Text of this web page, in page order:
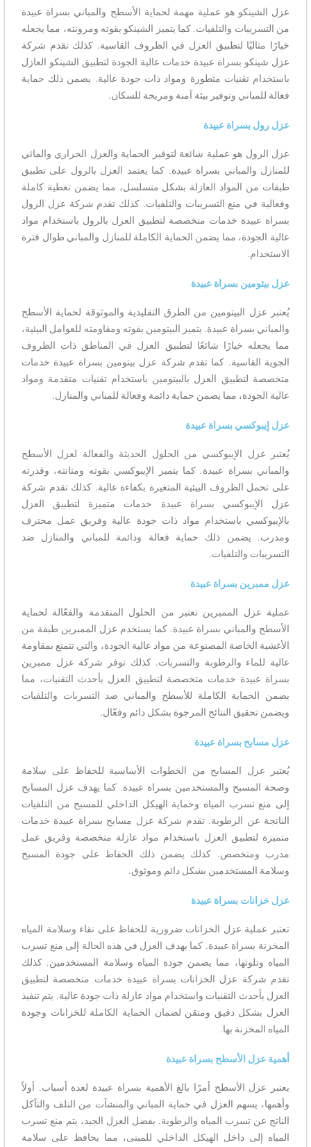
عزل الشينكو هو عملية مهمة لحماية الأسطح والمباني بسراة عبيدة
من التسريبات والتلفيات. كما يتميز الشينكو بقوته ومرونته، مما يجعله
خيارًا مثاليًا لتطبيق العزل في الظروف القاسية. كذلك تقدم شركة
عزل شينكو بسراة عبيدة خدمات عالية الجودة لتطبيق الشينكو العازل
باستخدام تقنيات متطورة ومواد ذات جودة عالية. يضمن ذلك حماية
فعالة للمباني وتوفير بيئة آمنة ومريحة للسكان.
عزل رول بسراة عبيدة
عزل الرول هو عملية شائعة لتوفير الحماية والعزل الحراري والمائي
للمنازل والمباني بسراة عبيدة. كما يعتمد العزل بالرول على تطبيق
طبقات من المواد العازلة بشكل متسلسل، مما يضمن تغطية كاملة
وفعالية في منع التسريبات والتلفيات. كذلك تقدم شركة عزل الرول
بسراة عبيدة خدمات متخصصة لتطبيق العزل بالرول باستخدام مواد
عالية الجودة، مما يضمن الحماية الكاملة للمنازل والمباني طوال فترة
الاستخدام.
عزل بيتومين بسراة عبيدة
يُعتبر عزل البيتومين من الطرق التقليدية والموثوقة لحماية الأسطح
والمباني بسراة عبيدة. يتميز البيتومين بقوته ومقاومته للعوامل البيئية،
مما يجعله خيارًا شائعًا لتطبيق العزل في المناطق ذات الظروف
الجوية القاسية. كما تقدم شركة عزل بيتومين بسراة عبيدة خدمات
متخصصة لتطبيق العزل بالبيتومين باستخدام تقنيات متقدمة ومواد
عالية الجودة، مما يضمن حماية دائمة وفعالة للمباني والمنازل.
عزل إيبوكسي بسراة عبيدة
يُعتبر عزل الإيبوكسي من الحلول الحديثة والفعالة لعزل الأسطح
والمباني بسراة عبيدة. كما يتميز الإيبوكسي بقوته ومتانته، وقدرته
على تحمل الظروف البيئية المتغيرة بكفاءة عالية. كذلك تقدم شركة
عزل الإيبوكسي بسراة عبيدة خدمات متميزة لتطبيق العزل
بالإيبوكسي باستخدام مواد ذات جودة عالية وفريق عمل محترف
ومدرب. يضمن ذلك حماية فعالة ودائمة للمباني والمنازل ضد
التسريبات والتلفيات.
عزل ممبرين بسراة عبيدة
عملية عزل الممبرين تعتبر من الحلول المتقدمة والفعّالة لحماية
الأسطح والمباني بسراة عبيدة. كما يستخدم عزل الممبرين طبقة من
الأغشية الخاصة المصنوعة من مواد عالية الجودة، والتي تتمتع بمقاومة
عالية للماء والرطوبة والتسربات. كذلك توفر شركة عزل ممبرين
بسراة عبيدة خدمات متخصصة لتطبيق العزل بأحدث التقنيات، مما
يضمن الحماية الكاملة للأسطح والمباني ضد التسربات والتلفيات
ويضمن تحقيق النتائج المرجوة بشكل دائم وفعّال.
عزل مسابح بسراة عبيدة
يُعتبر عزل المسابح من الخطوات الأساسية للحفاظ على سلامة
وصحة المسبح والمستخدمين بسراة عبيدة. كما يهدف عزل المسابح
إلى منع تسرب المياه وحماية الهيكل الداخلي للمسبح من التلفيات
الناتجة عن الرطوبة. تقدم شركة عزل مسابح بسراة عبيدة خدمات
متميزة لتطبيق العزل باستخدام مواد عازلة متخصصة وفريق عمل
مدرب ومتخصص. كذلك يضمن ذلك الحفاظ على جودة المسبح
وسلامة المستخدمين بشكل دائم وموثوق.
عزل خزانات بسراة عبيدة
تعتبر عملية عزل الخزانات ضرورية للحفاظ على نقاء وسلامة المياه
المخزنة بسراة عبيدة. كما يهدف العزل في هذه الحالة إلى منع تسرب
المياه وتلوثها، مما يضمن جودة المياه وسلامة المستخدمين. كذلك
تقدم شركة عزل الخزانات بسراة عبيدة خدمات متخصصة لتطبيق
العزل بأحدث التقنيات واستخدام مواد عازلة ذات جودة عالية. يتم تنفيذ
العزل بشكل دقيق ومتقن لضمان الحماية الكاملة للخزانات وجودة
المياه المخزنة بها.
أهمية عزل الأسطح بسراة عبيدة
يعتبر عزل الأسطح أمرًا بالغ الأهمية بسراة عبيدة لعدة أسباب. أولاً
وأهمها، يسهم العزل في حماية المباني والمنشآت من التلف والتآكل
الناتج عن تسرب المياه والرطوبة. بفضل العزل الجيد، يتم منع تسرب
المياه إلى داخل الهيكل الداخلي للمبنى، مما يحافظ على سلامة